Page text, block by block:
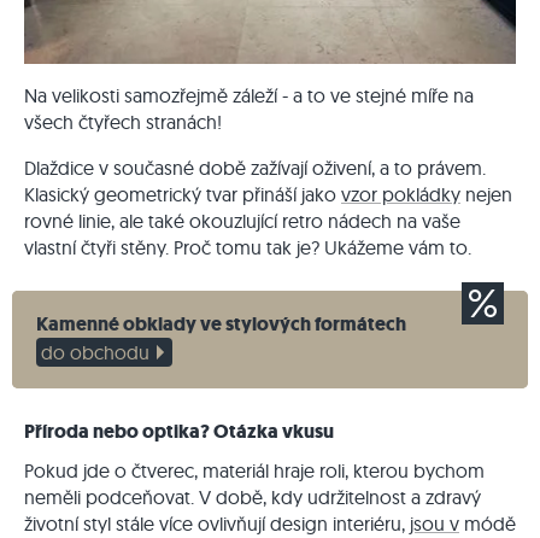
Na velikosti samozřejmě záleží - a to ve stejné míře na
všech čtyřech stranách!
Dlaždice v současné době zažívají oživení, a to právem.
Klasický geometrický tvar přináší jako vzor pokládky nejen
rovné linie, ale také okouzlující retro nádech na vaše
vlastní čtyři stěny. Proč tomu tak je? Ukážeme vám to.
Kamenné obklady ve stylových formátech
do obchodu
Příroda nebo optika? Otázka vkusu
Pokud jde o čtverec, materiál hraje roli, kterou bychom
neměli podceňovat. V době, kdy udržitelnost a zdravý
životní styl stále více ovlivňují design interiéru, jsou v módě